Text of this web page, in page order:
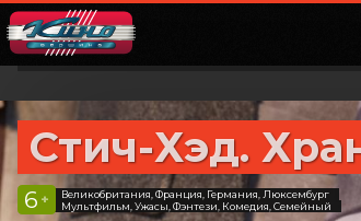
Стич-Хэд.
6 +
Великобритания, Франция, Германия, Люксембург
Мультфильм, Ужасы, Фэнтези, Комедия, Семейный